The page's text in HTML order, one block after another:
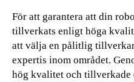
För att garantera att din
tillverkats enligt höga
att välja en pålitlig
expertis inom området.
hög kvalitet och tillverkade